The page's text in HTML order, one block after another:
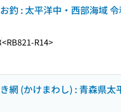
釣 : 太平洋中・西部海域
<RB821-R14>
網 (かけまわし) : 青森県太